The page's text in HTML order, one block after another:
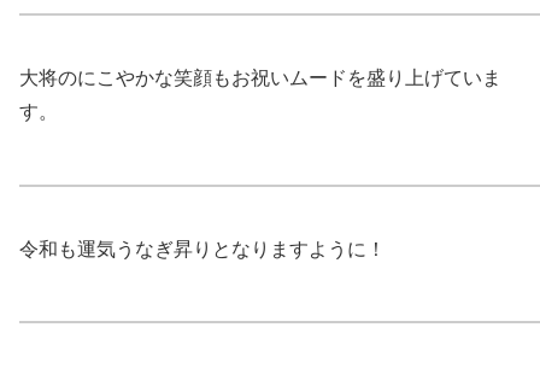
大将のにこやかな笑顔もお祝いムードを盛り上げていま
す。
令和も運気うなぎ昇りとなりますように！